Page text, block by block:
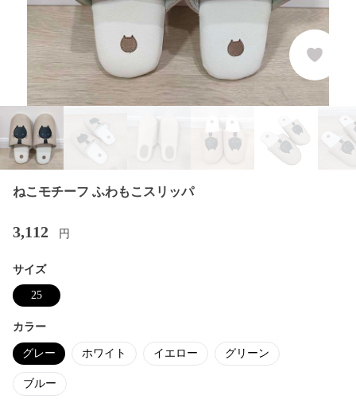
ねこモチーフ ふわもこスリッパ
3,112 円
サイズ
25
カラー
グレー ホワイト イエロー グリーン
ブルー